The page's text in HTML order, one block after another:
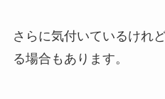
さらに気付いているけれ
る場合もあります。